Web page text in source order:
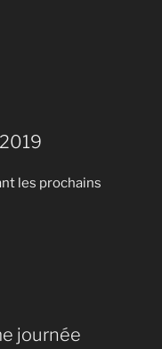
les prochains
journée